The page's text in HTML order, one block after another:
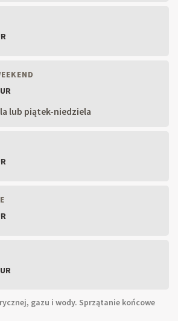
lub piątek-niedziela
gazu i wody. Sprzątanie końcowe